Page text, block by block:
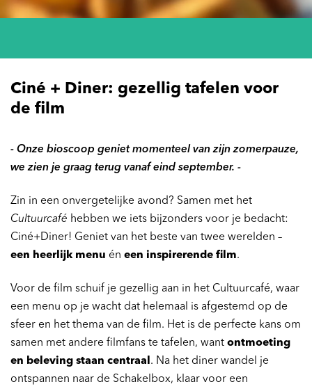
Ciné + Diner: gezellig tafelen voor
de film
- Onze bioscoop geniet momenteel van zijn zomerpauze,
we zien je graag terug vanaf eind september. -
Zin in een onvergetelijke avond? Samen met het
Cultuurcafé hebben we iets bijzonders voor je bedacht:
Ciné+Diner! Geniet van het beste van twee werelden –
een heerlijk menu én een inspirerende film.
Voor de film schuif je gezellig aan in het Cultuurcafé, waar
een menu op je wacht dat helemaal is afgestemd op de
sfeer en het thema van de film. Het is de perfecte kans om
samen met andere filmfans te tafelen, want ontmoeting
en beleving staan centraal . Na het diner wandel je
ontspannen naar de Schakelbox, klaar voor een